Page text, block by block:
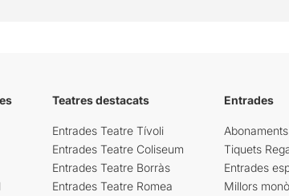
Teatres destacats
Entrades Teatre Tívoli
Entrades Teatre Coliseum
Entrades Teatre Borràs
Entrades Teatre Romea
Entrades
Tiquets
Entrades
Millors